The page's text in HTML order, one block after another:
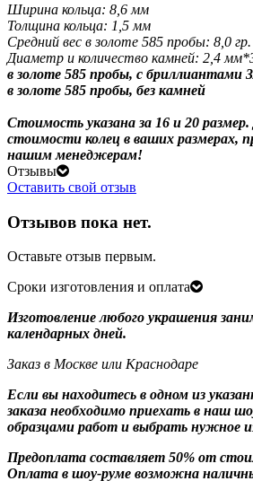
Ширина кольца: 8,6 мм
Толщина кольца: 1,5 мм
Средний вес в золоте 585 пробы: 8,0 гр.
Диаметр и количество камней: 2,4
в золоте 585 пробы, с бриллиантами
в золоте 585 пробы, без камней
Стоимость указана за 16 и 20
стоимости колец в ваших размерах,
нашим менеджерам!
Отзывы
Оставить свой отзыв
Отзывов пока нет.
Оставьте отзыв первым.
Сроки изготовления и оплата
Изготовление любого украшения
календарных дней.
Заказ в Москве или Краснодаре
Если вы находитесь в одном из
заказа необходимо приехать в наш
образцами работ и выбрать нужное
Предоплата составляет 50% от
Оплата в шоу-руме возможна